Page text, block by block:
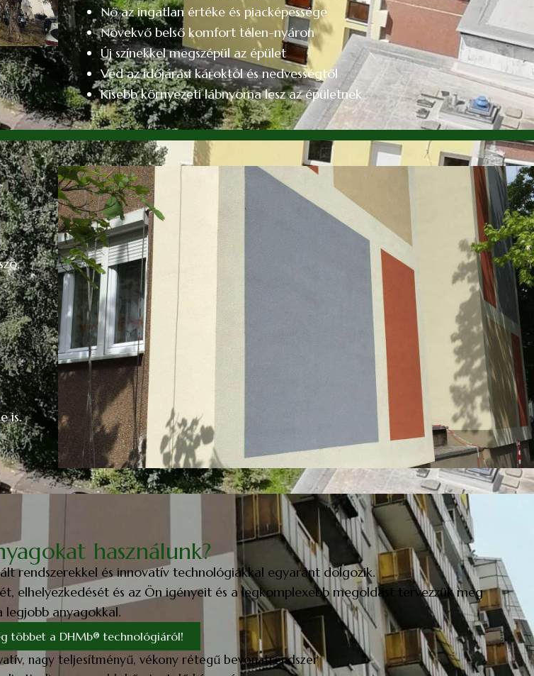
Nő az ingatlan értéke és piacképessége
Növekvő belső komfort télen-nyáron
Új színekkel megszépül az épület
Véd az időjárási károktól és nedvességtől
Kisebb környezeti lábnyoma lesz az épületnek
is.
használunk?
rendszerekkel és innovatív technológiákkal egyaránt dolgozik.
elhelyezkedését és az Ön igényeit és a legkomplexebb megoldást tervezzük meg
legjobb anyagokkal.
többet a DHMb® technológiáról!
nagy teljesítményű, vékony rétegű bevonatrendszer